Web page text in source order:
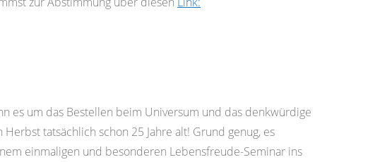
es um das Bestellen beim Universum und das denkwürdige
tatsächlich schon 25 Jahre alt! Grund genug, es
einmaligen und besonderen Lebensfreude-Seminar ins